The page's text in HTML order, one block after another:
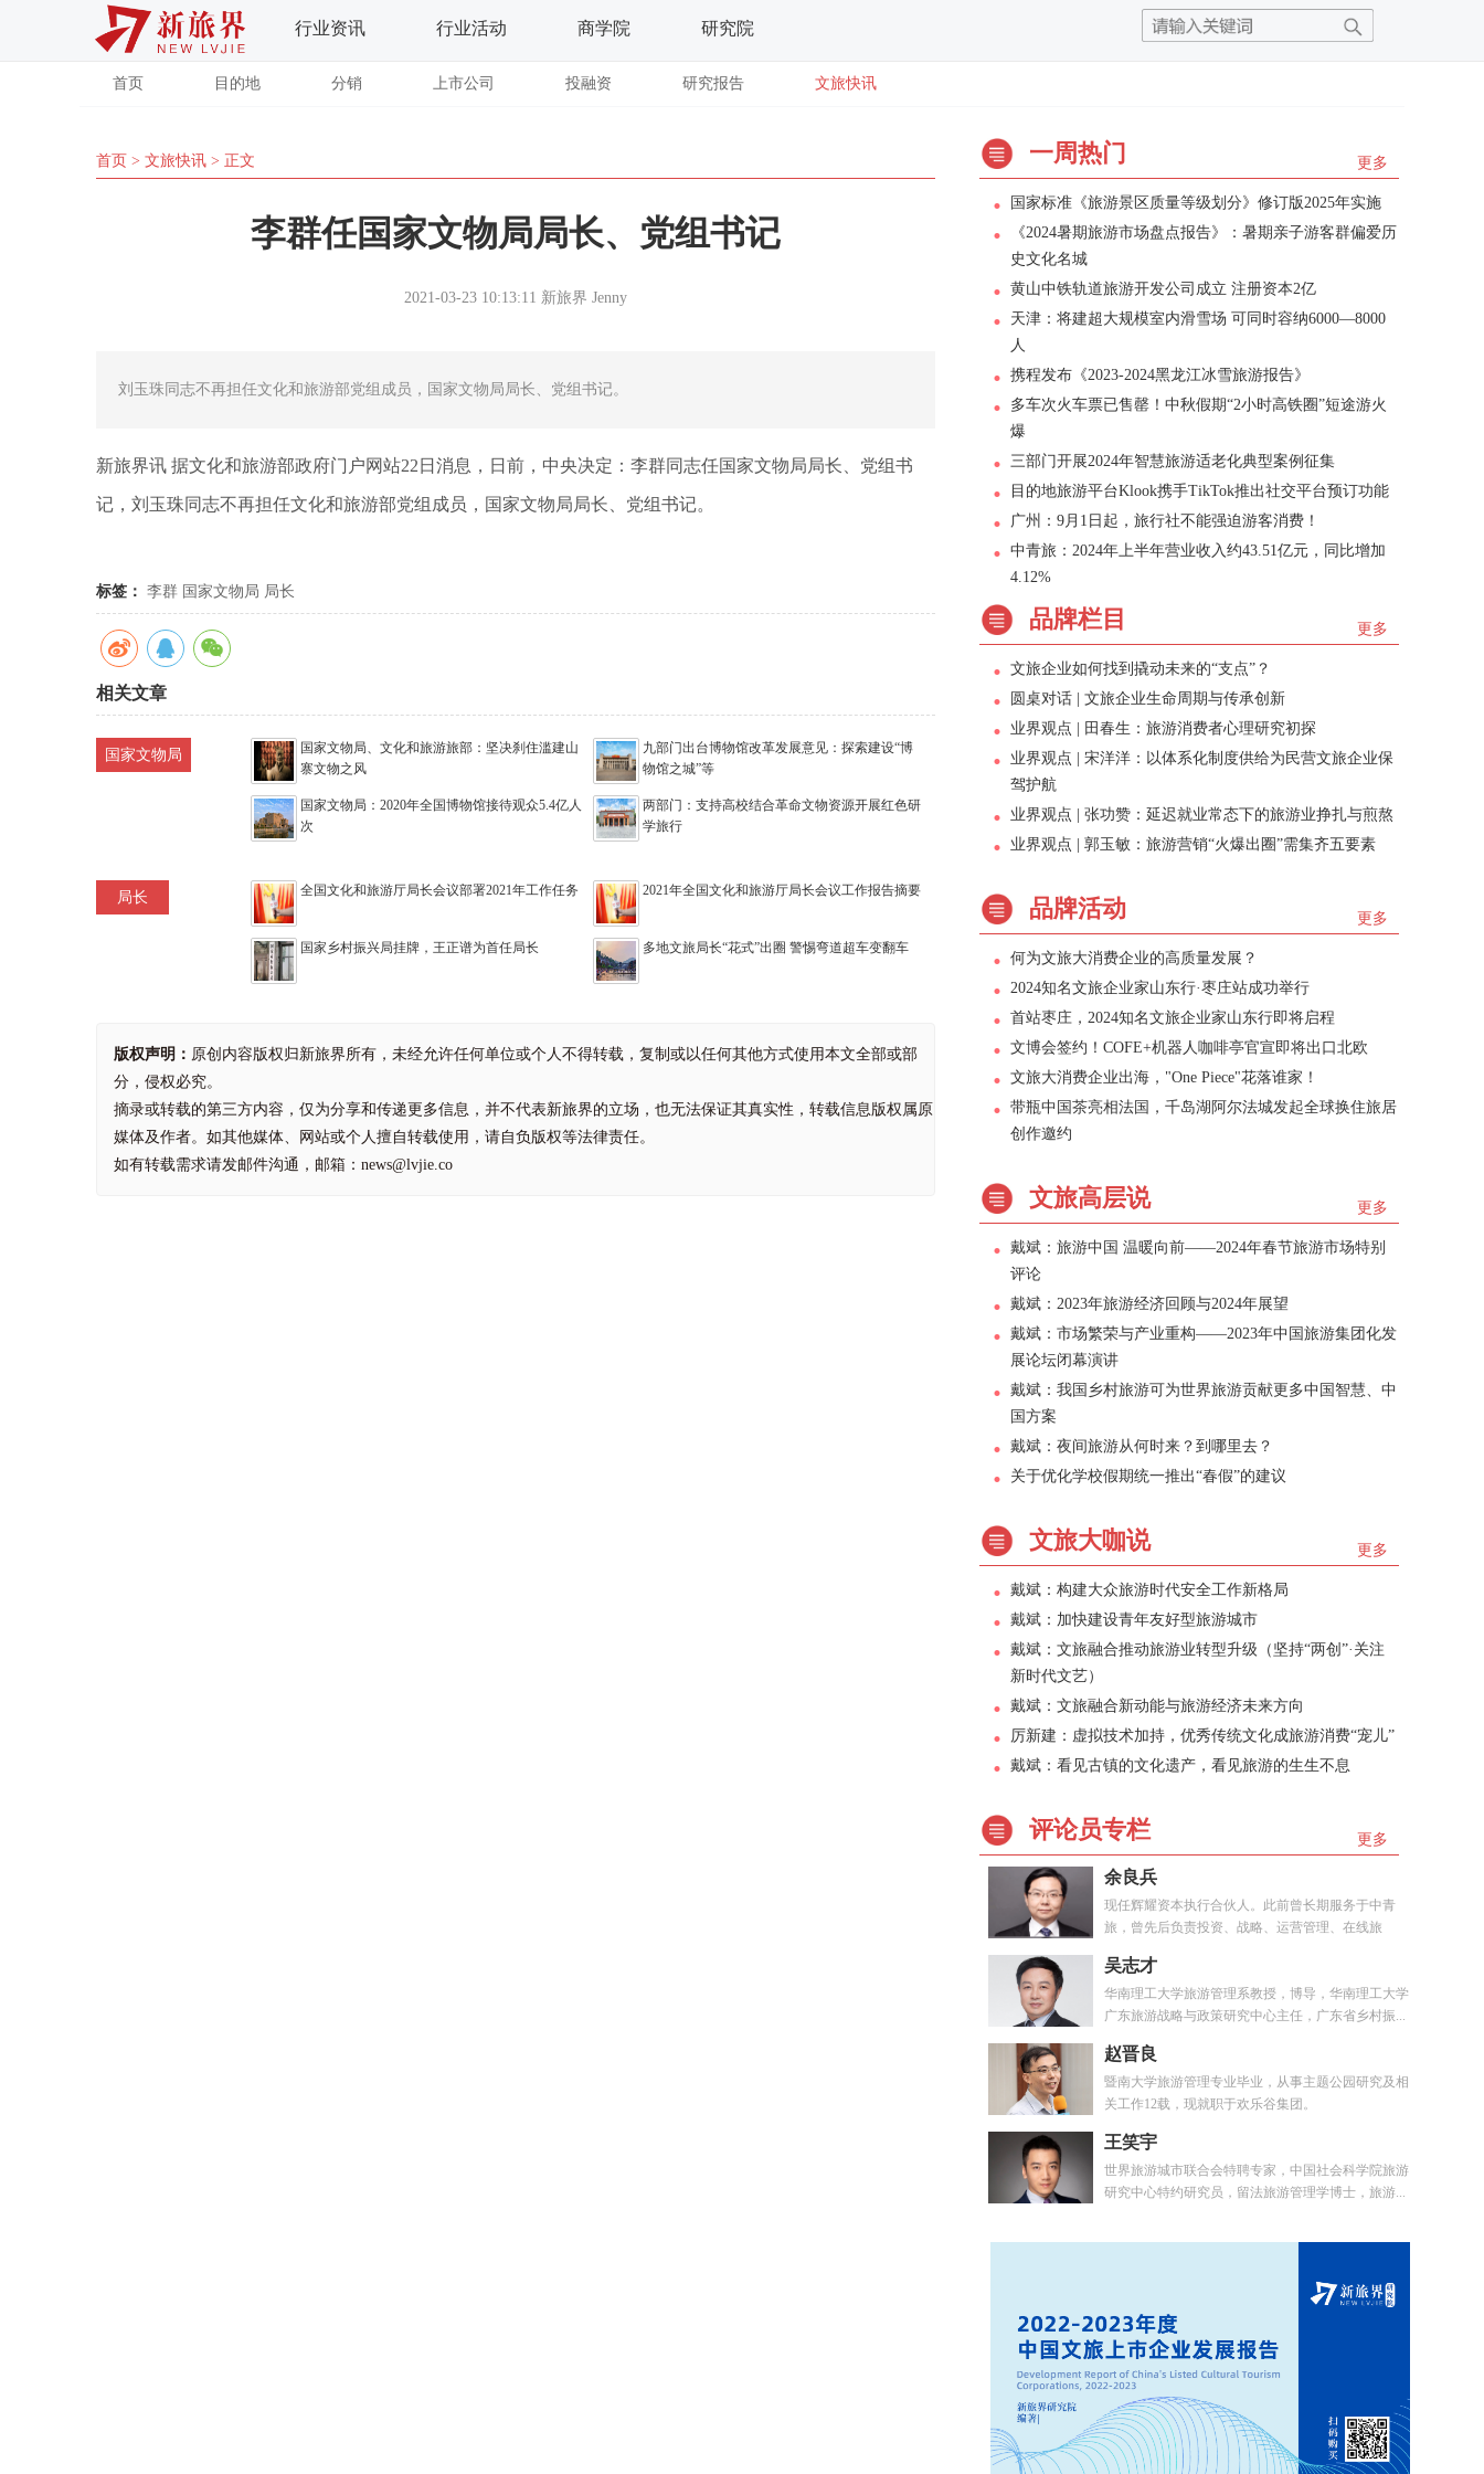
行业资讯 行业活动 商学院 研究院
首页 目的地 分销 上市公司 投融资 研究报告 文旅快讯
首页 > 文旅快讯 > 正文
李群任国家文物局局长、党组书记
2021-03-23 10:13:11 新旅界 Jenny
刘玉珠同志不再担任文化和旅游部党组成员，国家文物局局长、党组书记。
新旅界讯 据文化和旅游部政府门户网站22日消息， 日前，中央决定：李群同志任国家文物局局长、党组书
记，刘玉珠同志不再担任文化和旅游部党组成员，国家文物局局长、党组书记。
标签： 李群 国家文物局 局长
相关文章
国家文物局
国家文物局、文化和旅游旅部：坚决刹住滥建山
寨文物之风
九部门出台博物馆改革发展意见：探索建设“博
物馆之城”等
国家文物局：2020年全国博物馆接待观众5.4亿人
次
两部门：支持高校结合革命文物资源开展红色研
学旅行
局长 全国文化和旅游厅局长会议部署2021年工作任务 2021年全国文化和旅游厅局长会议工作报告摘要
国家乡村振兴局挂牌，王正谱为首任局长 多地文旅局长“花式”出圈 警惕弯道超车变翻车
版权声明： 原创内容版权归新旅界所有，未经允许任何单位或个人不得转载，复制或以任何其他方式使用本文全部或部
分，侵权必究。
摘录或转载的第三方内容，仅为分享和传递更多信息，并不代表新旅界的立场，也无法保证其真实性，转载信息版权属原
媒体及作者。如其他媒体、网站或个人擅自转载使用，请自负版权等法律责任。
如有转载需求请发邮件沟通，邮箱：news@lvjie.co
更多
一周热门
国家标准《旅游景区质量等级划分》修订版2025年实施
《2024暑期旅游市场盘点报告》：暑期亲子游客群偏爱历
史文化名城
黄山中铁轨道旅游开发公司成立 注册资本2亿
天津：将建超大规模室内滑雪场 可同时容纳6000—8000
人
携程发布《2023-2024黑龙江冰雪旅游报告》
多车次火车票已售罄！中秋假期“2小时高铁圈”短途游火
爆
三部门开展2024年智慧旅游适老化典型案例征集
目的地旅游平台Klook携手TikTok推出社交平台预订功能
广州：9月1日起，旅行社不能强迫游客消费！
中青旅：2024年上半年营业收入约43.51亿元，同比增加
4.12%
更多
品牌栏目
文旅企业如何找到撬动未来的“支点”？
圆桌对话 | 文旅企业生命周期与传承创新
业界观点 | 田春生：旅游消费者心理研究初探
业界观点 | 宋洋洋：以体系化制度供给为民营文旅企业保
驾护航
业界观点 | 张功赞：延迟就业常态下的旅游业挣扎与煎熬
业界观点 | 郭玉敏：旅游营销“火爆出圈”需集齐五要素
更多
品牌活动
何为文旅大消费企业的高质量发展？
2024知名文旅企业家山东行·枣庄站成功举行
首站枣庄，2024知名文旅企业家山东行即将启程
文博会签约！COFE+机器人咖啡亭官宣即将出口北欧
文旅大消费企业出海，"One Piece"花落谁家！
带瓶中国茶亮相法国，千岛湖阿尔法城发起全球换住旅居
创作邀约
更多
文旅高层说
戴斌：旅游中国 温暖向前——2024年春节旅游市场特别
评论
戴斌：2023年旅游经济回顾与2024年展望
戴斌：市场繁荣与产业重构——2023年中国旅游集团化发
展论坛闭幕演讲
戴斌：我国乡村旅游可为世界旅游贡献更多中国智慧、中
国方案
戴斌：夜间旅游从何时来？到哪里去？
关于优化学校假期统一推出“春假”的建议
更多
文旅大咖说
戴斌：构建大众旅游时代安全工作新格局
戴斌：加快建设青年友好型旅游城市
戴斌：文旅融合推动旅游业转型升级（坚持“两创”·关注
新时代文艺）
戴斌：文旅融合新动能与旅游经济未来方向
厉新建：虚拟技术加持，优秀传统文化成旅游消费“宠儿”
戴斌：看见古镇的文化遗产，看见旅游的生生不息
更多
评论员专栏
余良兵
现任辉耀资本执行合伙人。此前曾长期服务于中青
旅，曾先后负责投资、战略、运营管理、在线旅
吴志才
华南理工大学旅游管理系教授，博导，华南理工大学
广东旅游战略与政策研究中心主任，广东省乡村振...
赵晋良
暨南大学旅游管理专业毕业，从事主题公园研究及相
关工作12载，现就职于欢乐谷集团。
王笑宇
世界旅游城市联合会特聘专家，中国社会科学院旅游
研究中心特约研究员，留法旅游管理学博士，旅游...